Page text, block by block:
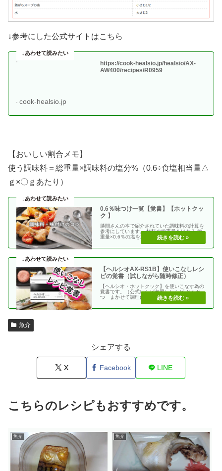
↓参考にした公式サイトはこちら
https://cook-healsio.jp/healsio/AX-
AW400/recipes/R0959
cook-healsio.jp
【おいしい割合メモ】
使う調味料＝総重量×調味料の塩分%（0.6÷食塩相当量△
ｇ×〇ｇあたり）
0.6％味つけ一覧【覚書】【ホットクッ
ク 】
勝間さんの本で紹介されていた調味料の計算を
参考にしています。 材料の総重量をはかる 総
重量×0.6％の塩を加える 使う調味料＝（総重
【ヘルシオAX-RS1B】使いこなしレシ
ピの覚書（試しながら随時修正）
【ヘルシオ・ホットクック】を使いこなす為の
覚書です。（公式レシピ参照）レシピ とんか
つ まかせて調理(網焼き・揚げる) エビフラ
魚介
シェアする
X Facebook LINE
こちらのレシピもおすすめです。
魚介 魚介